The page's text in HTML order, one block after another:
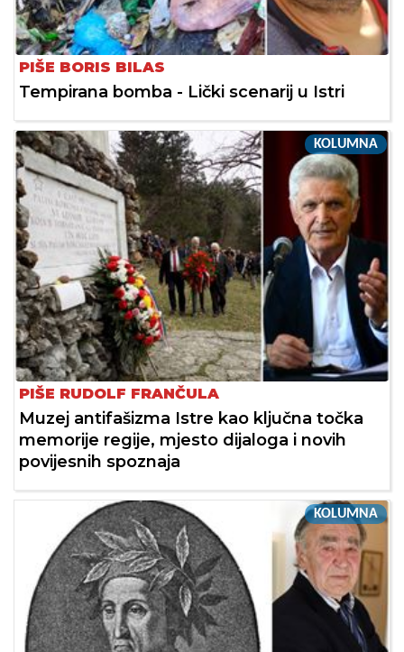
PIŠE BORIS BILAS
Tempirana bomba - Lički scenarij u Istri
KOLUMNA
PIŠE RUDOLF FRANČULA
Muzej antifašizma Istre kao ključna točka
memorije regije, mjesto dijaloga i novih
povijesnih spoznaja
KOLUMNA